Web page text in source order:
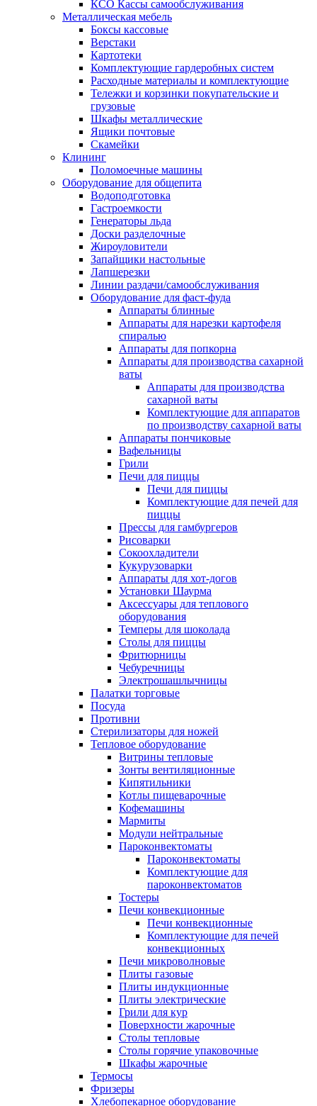
КСО Кассы самообслуживания
Металлическая мебель
Боксы кассовые
Верстаки
Картотеки
Комплектующие гардеробных систем
Расходные материалы и комплектующие
Тележки и корзинки покупательские и
грузовые
Шкафы металлические
Ящики почтовые
Скамейки
Клининг
Поломоечные машины
Оборудование для общепита
Водоподготовка
Гастроемкости
Генераторы льда
Доски разделочные
Жироуловители
Запайщики настольные
Лапшерезки
Линии раздачи/самообслуживания
Оборудование для фаст-фуда
Аппараты блинные
Аппараты для нарезки картофеля
спиралью
Аппараты для попкорна
Аппараты для производства сахарной
ваты
Аппараты для производства
сахарной ваты
Комплектующие для аппаратов
по производству сахарной ваты
Аппараты пончиковые
Вафельницы
Грили
Печи для пиццы
Печи для пиццы
Комплектующие для печей для
пиццы
Прессы для гамбургеров
Рисоварки
Сокоохладители
Кукурузоварки
Аппараты для хот-догов
Установки Шаурма
Аксессуары для теплового
оборудования
Темперы для шоколада
Столы для пиццы
Фритюрницы
Чебуречницы
Электрошашлычницы
Палатки торговые
Посуда
Противни
Стерилизаторы для ножей
Тепловое оборудование
Витрины тепловые
Зонты вентиляционные
Кипятильники
Котлы пищеварочные
Кофемашины
Мармиты
Модули нейтральные
Пароконвектоматы
Пароконвектоматы
Комплектующие для
пароконвектоматов
Тостеры
Печи конвекционные
Печи конвекционные
Комплектующие для печей
конвекционных
Печи микроволновые
Плиты газовые
Плиты индукционные
Плиты электрические
Грили для кур
Поверхности жарочные
Столы тепловые
Столы горячие упаковочные
Шкафы жарочные
Термосы
Фризеры
Хлебопекарное оборудование